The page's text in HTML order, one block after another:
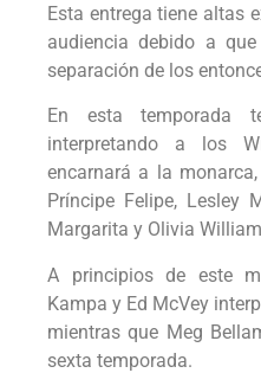
Esta entrega tiene altas
audiencia debido a
separación de los
En esta temporada
interpretando a los
encarnará a la
Príncipe Felipe, Lesley
Margarita y Olivia
A principios de este
Kampa y Ed McVey
mientras que Meg
sexta temporada.